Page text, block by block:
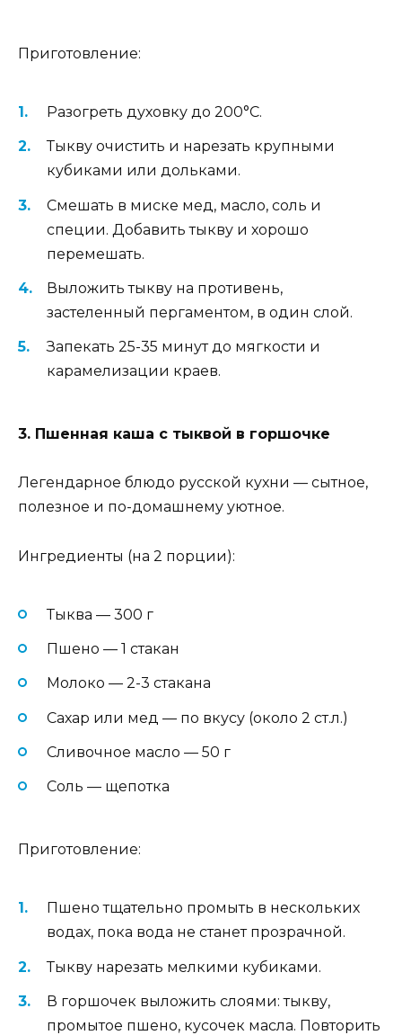
Приготовление:
Разогреть духовку до 200°C.
Тыкву очистить и нарезать крупными
кубиками или дольками.
Смешать в миске мед, масло, соль и
специи. Добавить тыкву и хорошо
перемешать.
Выложить тыкву на противень,
застеленный пергаментом, в один слой.
Запекать 25-35 минут до мягкости и
карамелизации краев.
3. Пшенная каша с тыквой в горшочке
Легендарное блюдо русской кухни — сытное,
полезное и по-домашнему уютное.
Ингредиенты (на 2 порции):
Тыква — 300 г
Пшено — 1 стакан
Молоко — 2-3 стакана
Сахар или мед — по вкусу (около 2 ст.л.)
Сливочное масло — 50 г
Соль — щепотка
Приготовление:
Пшено тщательно промыть в нескольких
водах, пока вода не станет прозрачной.
Тыкву нарезать мелкими кубиками.
В горшочек выложить слоями: тыкву,
промытое пшено, кусочек масла. Повторить